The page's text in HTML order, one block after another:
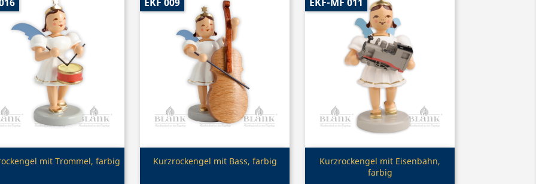
Vorschau
mit Trommel, farbig Vorschau
Kurzrockengel mit Bass, farbig Vorschau
Kurzrockengel mit Eisenbahn,
farbig